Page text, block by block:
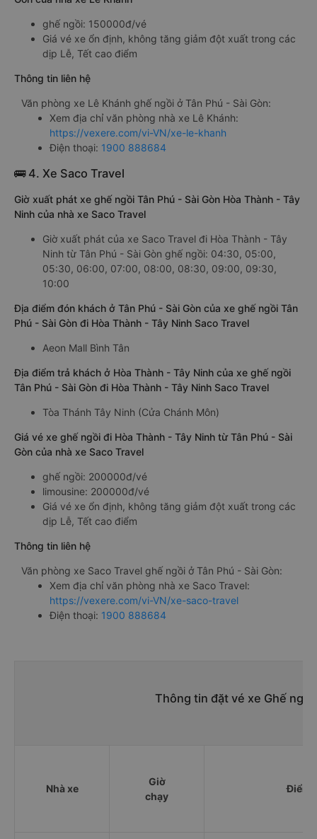
ghế ngồi: 150000đ/vé
Giá vé xe ổn định, không tăng giảm đột xuất trong các
dịp Lễ, Tết cao điểm
Thông tin liên hệ
Văn phòng xe Lê Khánh ghế ngồi ở Tân Phú - Sài Gòn:
Xem địa chỉ văn phòng nhà xe Lê Khánh:
https://vexere.com/vi-VN/xe-le-khanh
Điện thoại: 1900 888684
🚌 4. Xe Saco Travel
Giờ xuất phát xe ghế ngồi Tân Phú - Sài Gòn Hòa Thành - Tây
Ninh của nhà xe Saco Travel
Giờ xuất phát của xe Saco Travel đi Hòa Thành - Tây
Ninh từ Tân Phú - Sài Gòn ghế ngồi: 04:30, 05:00,
05:30, 06:00, 07:00, 08:00, 08:30, 09:00, 09:30,
10:00
Địa điểm đón khách ở Tân Phú - Sài Gòn của xe ghế ngồi Tân
Phú - Sài Gòn đi Hòa Thành - Tây Ninh Saco Travel
Aeon Mall Bình Tân
Địa điểm trả khách ở Hòa Thành - Tây Ninh của xe ghế ngồi
Tân Phú - Sài Gòn đi Hòa Thành - Tây Ninh Saco Travel
Tòa Thánh Tây Ninh (Cửa Chánh Môn)
Giá vé xe ghế ngồi đi Hòa Thành - Tây Ninh từ Tân Phú - Sài
Gòn của nhà xe Saco Travel
ghế ngồi: 200000đ/vé
limousine: 200000đ/vé
Giá vé xe ổn định, không tăng giảm đột xuất trong các
dịp Lễ, Tết cao điểm
Thông tin liên hệ
Văn phòng xe Saco Travel ghế ngồi ở Tân Phú - Sài Gòn:
Xem địa chỉ văn phòng nhà xe Saco Travel:
https://vexere.com/vi-VN/xe-saco-travel
Điện thoại: 1900 888684
Thông tin đặt vé xe Ghế ngồi
Nhà xe
Giờ
chạy
Điểm